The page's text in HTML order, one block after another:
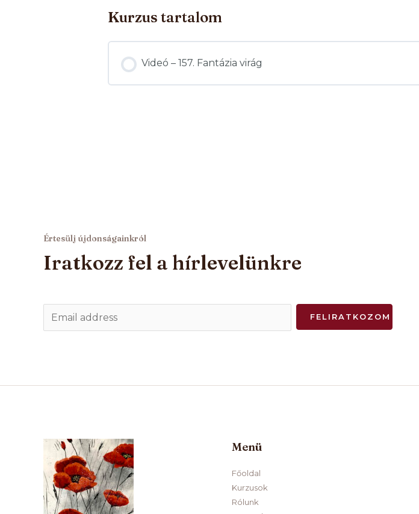
Kurzus tartalom
Videó – 157. Fantázia virág
Értesülj újdonságainkról
Iratkozz fel a hírlevelünkre
m
FELIRATKOZOM
Menü
Főoldal
Kurzusok
Rólunk